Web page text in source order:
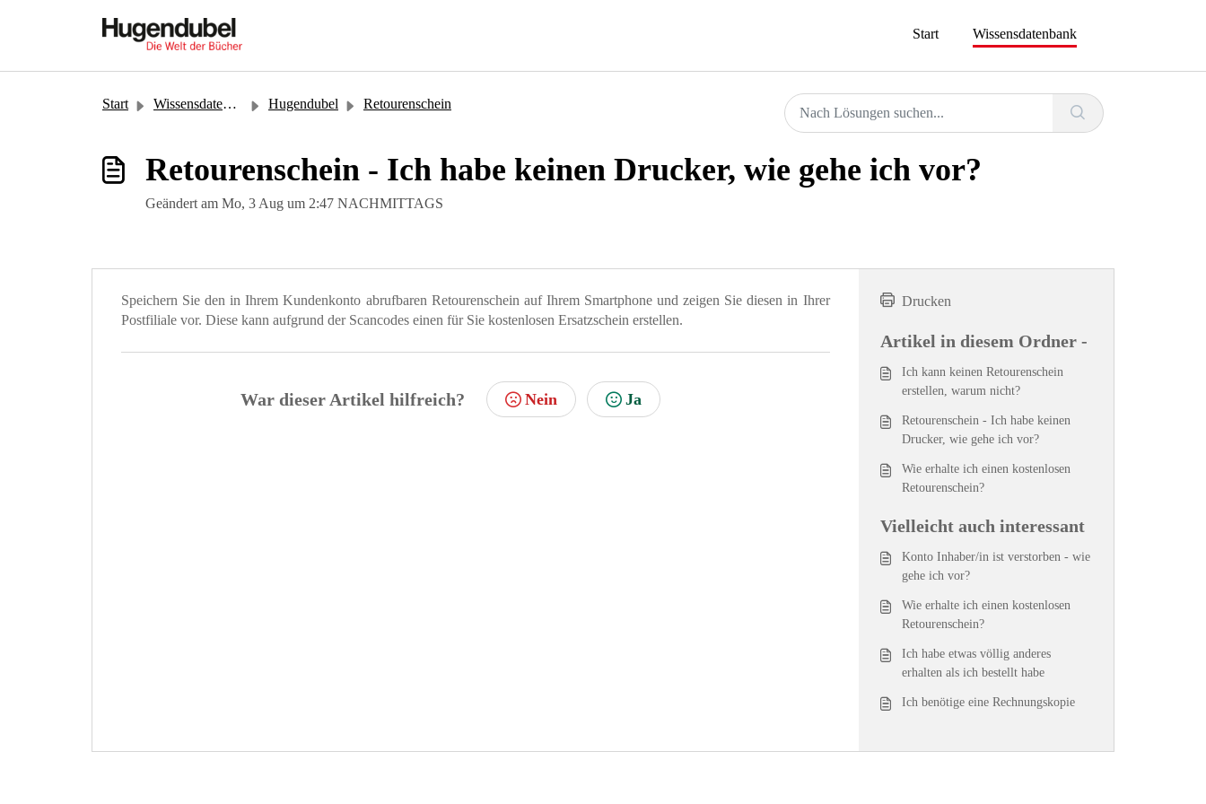
Start
Wissensdatenbank
Start Wissensdatenbank Hugendubel Retourenschein
Retourenschein - Ich habe keinen Drucker, wie gehe ich vor?
Geändert am Mo, 3 Aug um 2:47 NACHMITTAGS
Speichern Sie den in Ihrem Kundenkonto abrufbaren Retourenschein auf Ihrem Smartphone und zeigen Sie diesen in Ihrer
Postfiliale vor. Diese kann aufgrund der Scancodes einen für Sie kostenlosen Ersatzschein erstellen.
War dieser Artikel hilfreich? Nein Ja
Drucken
Artikel in diesem Ordner -
Ich kann keinen Retourenschein
erstellen, warum nicht?
Retourenschein - Ich habe keinen
Drucker, wie gehe ich vor?
Wie erhalte ich einen kostenlosen
Retourenschein?
Vielleicht auch interessant
Konto Inhaber/in ist verstorben - wie
gehe ich vor?
Wie erhalte ich einen kostenlosen
Retourenschein?
Ich habe etwas völlig anderes
erhalten als ich bestellt habe
Ich benötige eine Rechnungskopie